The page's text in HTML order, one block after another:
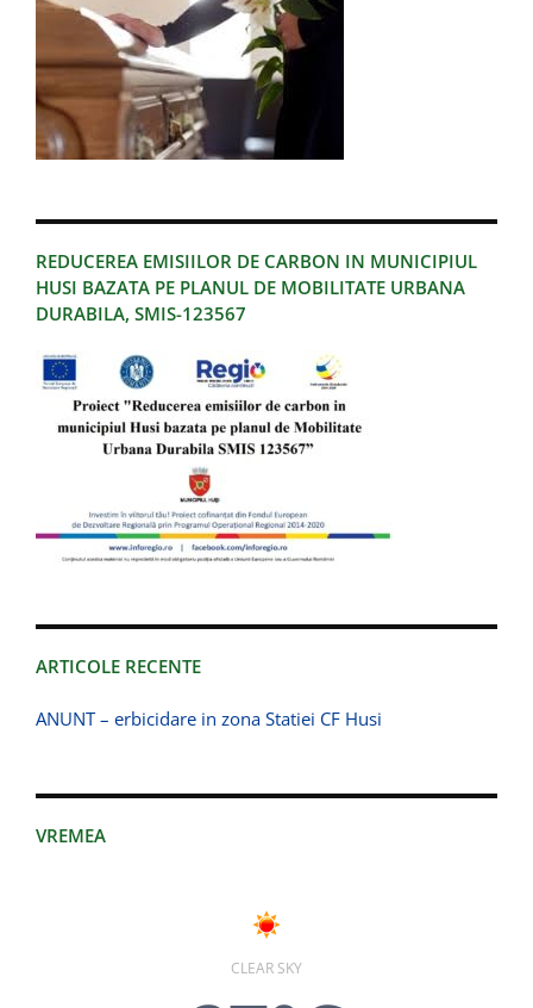
REDUCEREA EMISIILOR DE CARBON IN MUNICIPIUL
HUSI BAZATA PE PLANUL DE MOBILITATE URBANA
DURABILA, SMIS-123567
ARTICOLE RECENTE
ANUNT – erbicidare in zona Statiei CF Husi
VREMEA
CLEAR SKY